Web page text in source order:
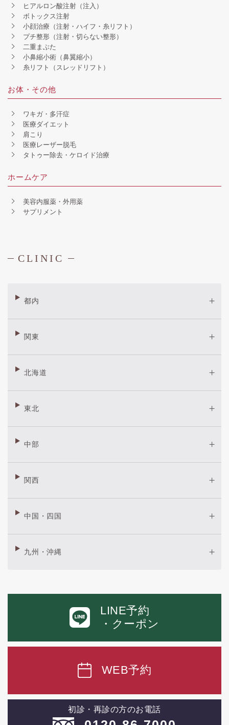
ヒアルロン酸注射（注入）
ボトックス注射
小顔治療（注射・ハイフ・糸リフト）
プチ整形（注射・切らない整形）
二重まぶた
小鼻縮小術（鼻翼縮小）
糸リフト（スレッドリフト）
お体・その他
ワキガ・多汗症
医療ダイエット
肩こり
医療レーザー脱毛
タトゥー除去・ケロイド治療
ホームケア
美容内服薬・外用薬
サプリメント
CLINIC
都内
関東
北海道
東北
中部
関西
中国・四国
九州・沖縄
LINE予約
・クーポン
WEB予約
初診・再診の方のお電話